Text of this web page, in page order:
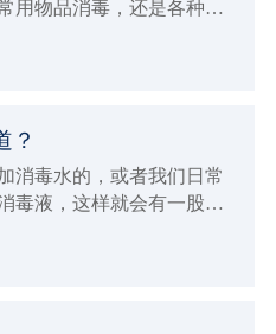
用物品消毒，还是各种下
大家讲讲消毒水怎么正确
？
消毒水的，或者我们日常
毒液，这样就会有一股呛
小辉来给大家分享一下怎